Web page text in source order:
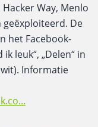
Way, Menlo
geëxploiteerd. De
het Facebook-
leuk“, „Delen“ in
Informatie